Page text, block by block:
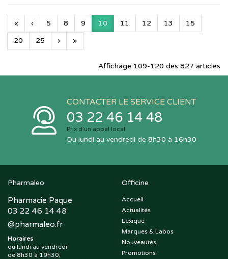
« ‹ 5 8 9 10 11 12 13
15
20
25 › »
Affichage 109-120 des 827 articles
CONTACTER LE SERVICE CLIENT
03 22 46 14 48
Prix d’un appel local
Du lundi au vendredi de 8h30 à 16h30
Pharmaleo
Pharmacie Paque
03 22 46 14 48
@pharmaleo.fr
Horaires
du lundi au vendredi
de 8h30 à 19h30,
Officine
Accueil
Actualités
Lexique
Marques & Labos
Nouveautés
Promotions